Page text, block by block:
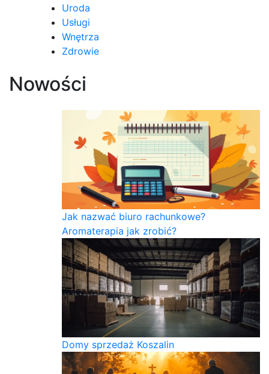
Uroda
Usługi
Wnętrza
Zdrowie
Nowości
Jak nazwać biuro rachunkowe?
Aromaterapia jak zrobić?
Domy sprzedaż Koszalin